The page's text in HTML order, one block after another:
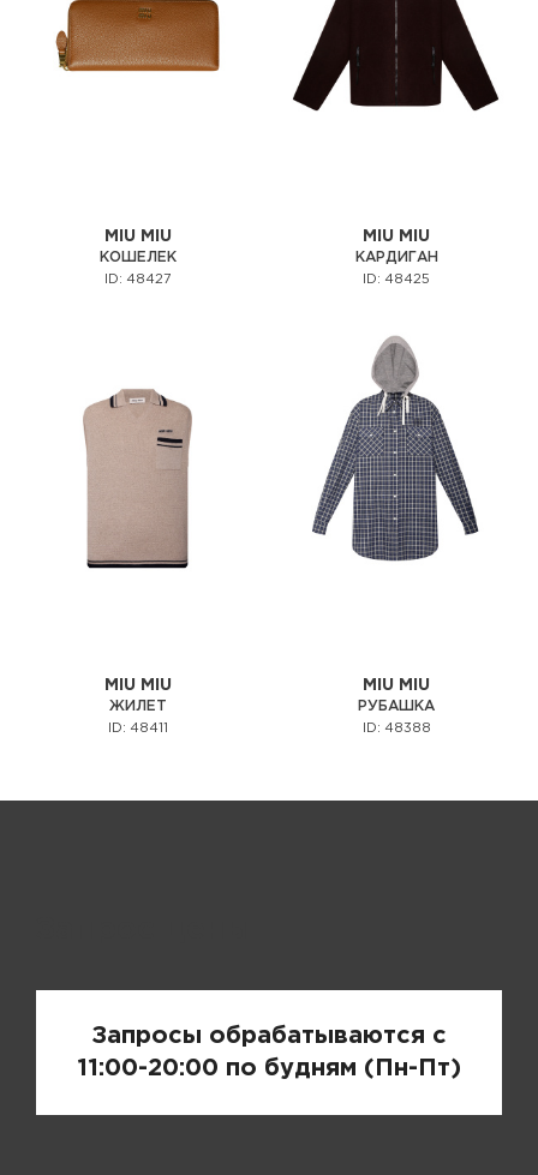
MIU MIU
КОШЕЛЕК
ID: 48427
MIU MIU
КАРДИГАН
ID: 48425
MIU MIU
ЖИЛЕТ
ID: 48411
MIU MIU
РУБАШКА
ID: 48388
Запросы обрабатываются с
11:00-20:00 по будням (Пн-Пт)